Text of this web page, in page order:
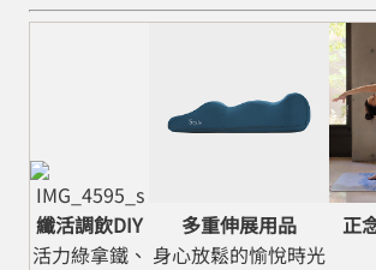
纖活調飲DIY
活力綠拿鐵、
多重伸展用品
身心放鬆的愉悅時光
正